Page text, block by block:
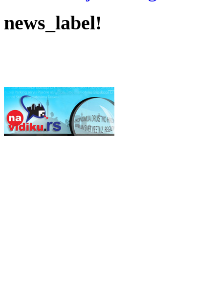
news_label!